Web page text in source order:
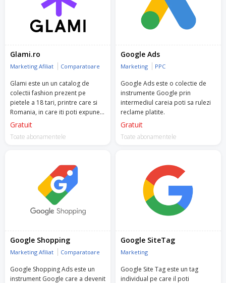
Glami.ro
Marketing Afiliat Comparatoare
Glami este un un catalog de
colectii fashion prezent pe
pietele a 18 tari, printre care si
Romania, in care iti poti expune
produse din propriul magazin
Gratuit
Toate abonamentele
Google Ads
Marketing PPC
Google Ads este o colectie de
instrumente Google prin
intermediul careia poti sa rulezi
reclame platite.
Gratuit
Toate abonamentele
Google Shopping
Marketing Afiliat Comparatoare
Google Shopping Ads este un
instrument Google care a devenit
Google SiteTag
Marketing
Google Site Tag este un tag
individual pe care il poti